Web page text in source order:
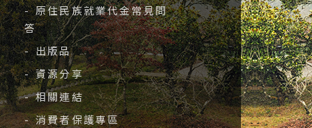
- 原住民族就業代金常見問
答
- 出版品
- 資源分享
- 相關連結
- 消費者保護專區